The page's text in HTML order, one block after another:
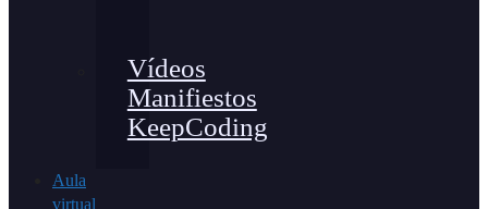
Vídeos
Manifiestos
KeepCoding
Aula
virtual